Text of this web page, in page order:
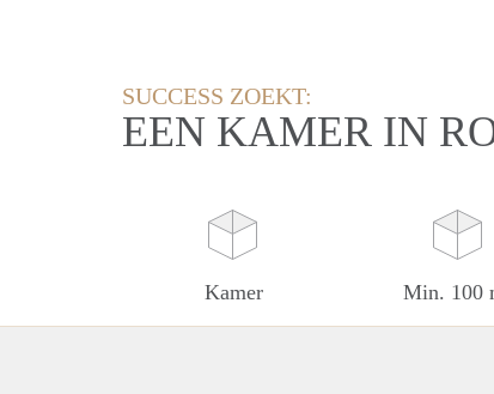
SUCCESS ZOEKT:
EEN KAMER IN
Kamer Min. 100